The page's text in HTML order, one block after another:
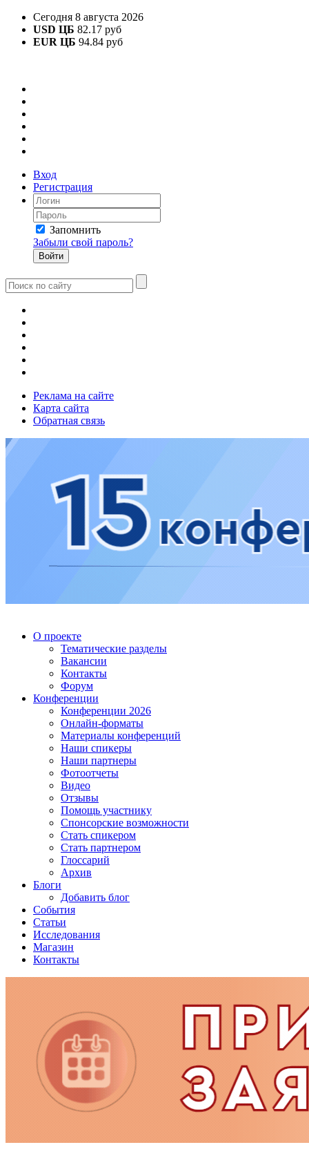
Сегодня 8 августа 2026
USD ЦБ 82.17 руб
EUR ЦБ 94.84 руб
Вход
Регистрация
Запомнить
Забыли свой пароль?
Реклама на сайте
Карта сайта
Обратная связь
О проекте
Тематические разделы
Вакансии
Контакты
Форум
Конференции
Конференции 2026
Онлайн-форматы
Материалы конференций
Наши спикеры
Наши партнеры
Фотоотчеты
Видео
Отзывы
Помощь участнику
Спонсорские возможности
Стать спикером
Стать партнером
Глоссарий
Архив
Блоги
Добавить блог
События
Статьи
Исследования
Магазин
Контакты